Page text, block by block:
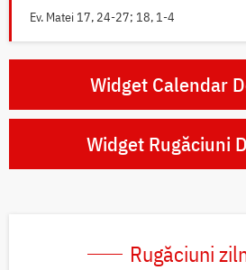
Ev. Matei 17, 24-27; 18, 1-4
Widget Calendar
Widget Rugăciuni
Rugăciuni